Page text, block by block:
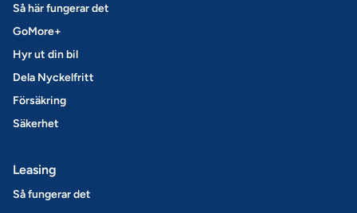
Så här fungerar det
GoMore+
Hyr ut din bil
Dela Nyckelfritt
Försäkring
Säkerhet
Leasing
Så fungerar det